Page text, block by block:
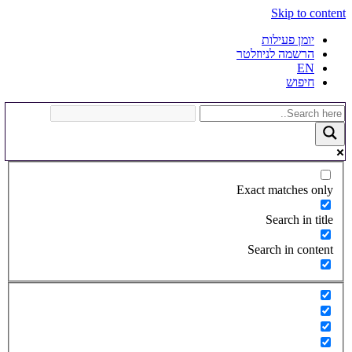
Skip to content
יומן פעילות
הרשמה לניוזלטר
EN
חיפוש
Exact matches only
Search in title
Search in content